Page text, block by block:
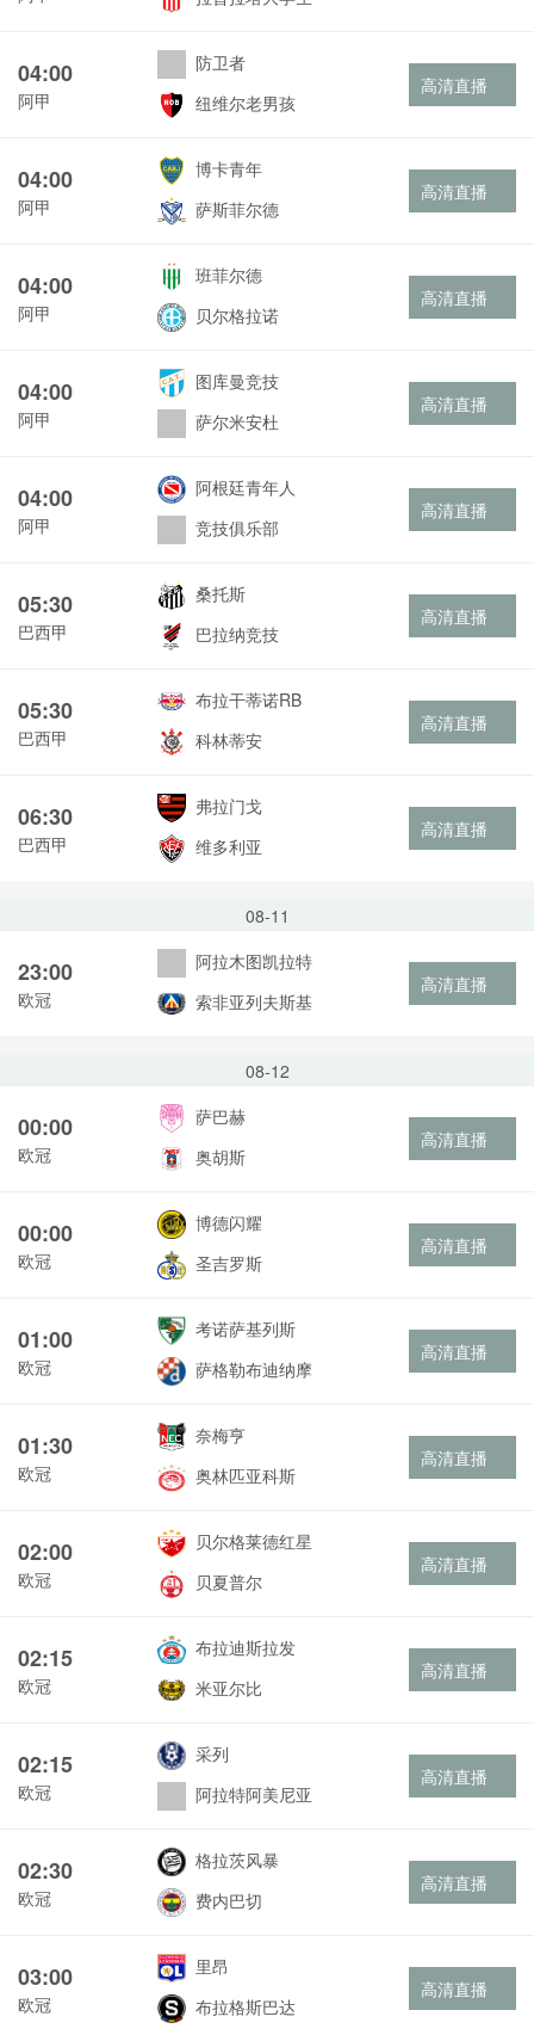
04:00
阿甲
防卫者
纽维尔老男孩
高清直播
04:00
阿甲
博卡青年
萨斯菲尔德
高清直播
04:00
阿甲
班菲尔德
贝尔格拉诺
高清直播
04:00
阿甲
图库曼竞技
萨尔米安杜
高清直播
04:00
阿甲
阿根廷青年人
竞技俱乐部
高清直播
05:30
巴西甲
桑托斯
巴拉纳竞技
高清直播
05:30
巴西甲
布拉干蒂诺RB
科林蒂安
高清直播
06:30
巴西甲
弗拉门戈
维多利亚
高清直播
08-11
23:00
欧冠
阿拉木图凯拉特
索非亚列夫斯基
高清直播
08-12
00:00
欧冠
萨巴赫
奥胡斯
高清直播
00:00
欧冠
博德闪耀
圣吉罗斯
高清直播
01:00
欧冠
考诺萨基列斯
萨格勒布迪纳摩
高清直播
01:30
欧冠
奈梅亨
奥林匹亚科斯
高清直播
02:00
欧冠
贝尔格莱德红星
贝夏普尔
高清直播
02:15
欧冠
布拉迪斯拉发
米亚尔比
高清直播
02:15
欧冠
采列
阿拉特阿美尼亚
高清直播
02:30
欧冠
格拉茨风暴
费内巴切
高清直播
03:00
欧冠
里昂
布拉格斯巴达
高清直播